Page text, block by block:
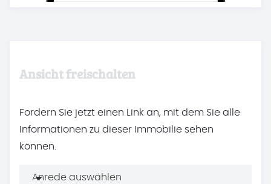
Ansicht freischalten
Fordern Sie jetzt einen Link an, mit dem Sie alle
Informationen zu dieser Immobilie sehen
können.
Anrede auswählen